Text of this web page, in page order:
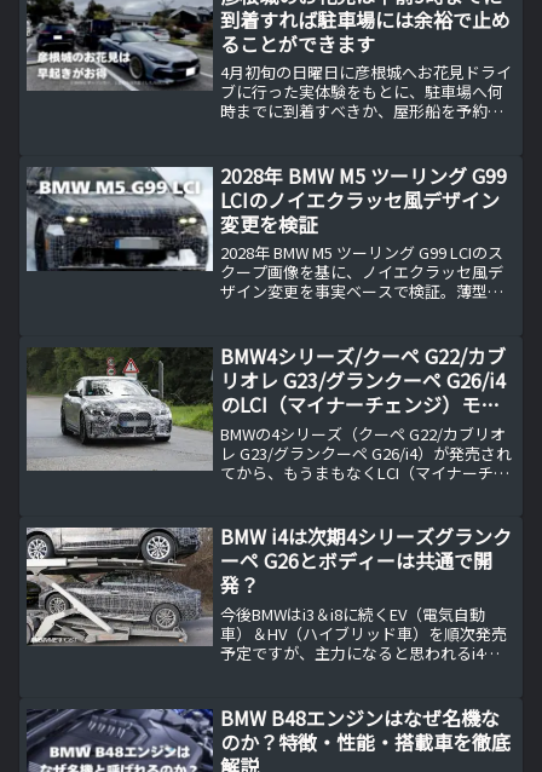
到着すれば駐車場には余裕で止め
ることができます
4月初旬の日曜日に彦根城へお花見ドライ
ブに行った実体験をもとに、駐車場へ何
時までに到着すべきか、屋形船を予約な
す。
2028年 BMW M5 ツーリング G99
LCIのノイエクラッセ風デザイン
変更を検証
2028年 BMW M5 ツーリング G99 LCIのス
クープ画像を基に、ノイエクラッセ風デ
ザイン変更を事実ベースで検証。薄型ラ
iDrive X世代の論点、市場ポジションと価
格レンジまで解説します。
BMW4シリーズ/クーペ G22/カブ
リオレ G23/グランクーペ G26/i4
のLCI（マイナーチェンジ）モデ
ル
BMWの4シリーズ（クーペ G22/カブリオ
レ G23/グランクーペ G26/i4）が発売され
てから、もうまもなくLCI（マイナーチェ
売順に順次LCIモデルに移行す...
BMW i4は次期4シリーズグランク
ーペ G26とボディーは共通で開
発？
今後BMWはi3＆i8に続くEV（電気自動
車）＆HV（ハイブリッド車）を順次発売
予定ですが、主力になると思われるi4が
に新たに用意したブランドが「BMW i｝
ブ...
BMW B48エンジンはなぜ名機な
のか？特徴・性能・搭載車を徹底
解説